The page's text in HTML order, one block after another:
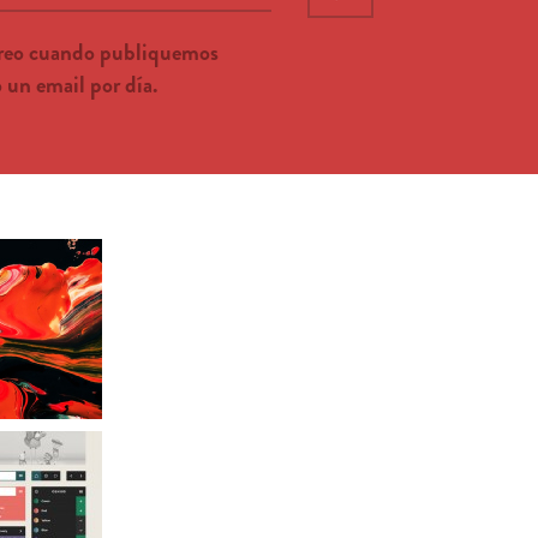
cuando publiquemos
email por día.